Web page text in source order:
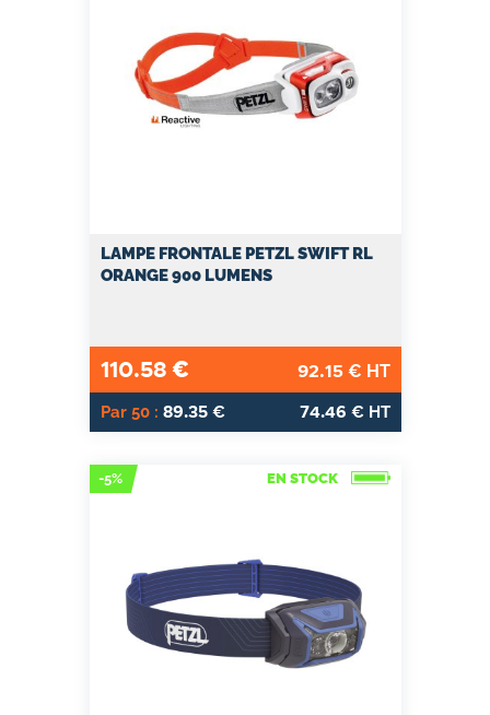
LAMPE FRONTALE PETZL SWIFT RL
ORANGE 900 LUMENS
110.58€ 92.15€ HT
Par 50 : 89.35€ 74.46 € HT
-5% EN STOCK